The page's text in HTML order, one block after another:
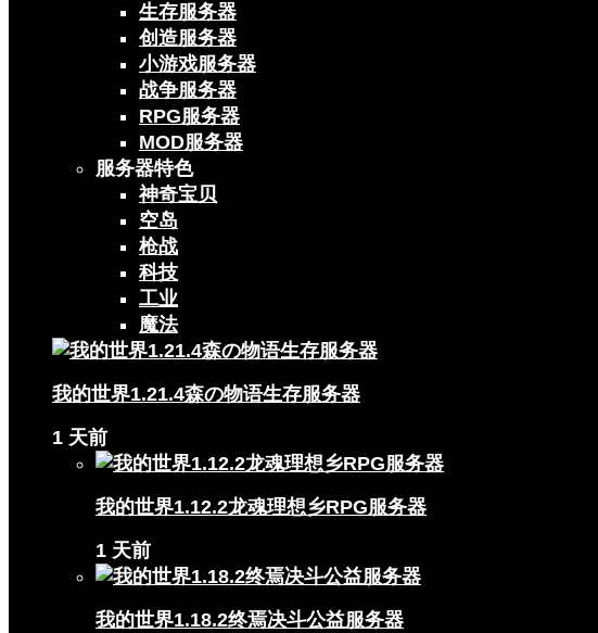
生存服务器
创造服务器
小游戏服务器
战争服务器
RPG服务器
MOD服务器
服务器特色
神奇宝贝
空岛
枪战
科技
工业
魔法
我的世界1.21.4森の物语生存服务器
1 天前
我的世界1.12.2龙魂理想乡RPG服务器
1 天前
我的世界1.18.2终焉决斗公益服务器